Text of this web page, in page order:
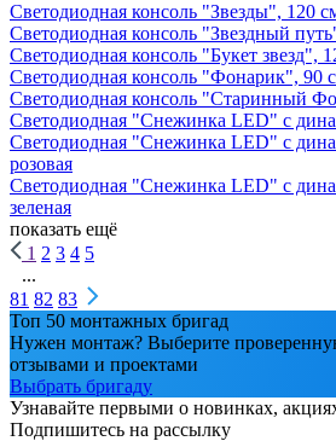
Светодиодная консоль "Звезды", 120
Светодиодная консоль "Звездный
Светодиодная консоль "Букет звезд",
Светодиодная консоль "Фонарик", 90
Светодиодная консоль "Старинный
Светодиодная "Снежинка LED" с
Светодиодная "Снежинка LED" с
розовая
Светодиодная "Снежинка LED" с
зеленая
показать ещё
1 2 3 4 5
...
81 82 83
Топ 50 монтажных бригад
Нужен монтаж? Выберите
отзывами и проектами
Выбрать бригаду
Узнавайте первыми о новинках,
Подпишитесь на рассылку